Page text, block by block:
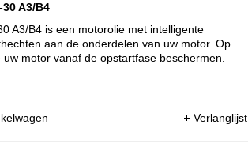
A3/B4
A3/B4 is een motorolie met intelligente
aan de onderdelen van uw motor. Op
motor vanaf de opstartfase beschermen.
Verlanglijst